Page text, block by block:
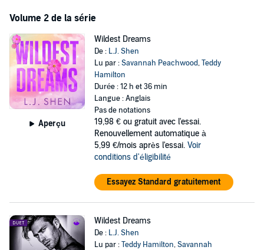
Best friend's brother
Grumpy x sunshine
Boss & employee
Enemies to lovers
Second chance romance
Billionaire romance
Forced proximity
A
lotof angst
©2024 L.J. Shen (P)2024 Hodder & Stoughton Limited
Volume 2 de la série
Aperçu
Wildest Dreams
De : L.J. Shen
Lu par :Savannah Peachwood,Teddy
Hamilton
Durée : 12 h et 36 min
Langue : Anglais
Pas de notations
19,98 € ou gratuit avec l'essai.
Renouvellement automatique à
5,99 €/mois après l'essai. Voir
conditions d'éligibilité
Essayez Standard gratuitement
Wildest Dreams
De : L.J. Shen
Lu par :Teddy Hamilton,Savannah